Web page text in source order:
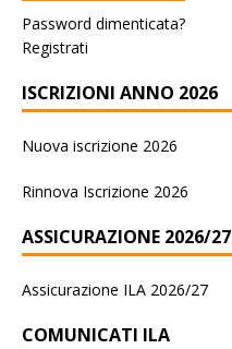
Password dimenticata?
Registrati
ISCRIZIONI ANNO 2026
Nuova iscrizione 2026
Rinnova Iscrizione 2026
ASSICURAZIONE 2026/27
Assicurazione ILA 2026/27
COMUNICATI ILA